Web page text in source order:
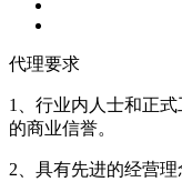
代理要求
1、行业内人士和正
的商业信誉。
2、具有先进的经营理